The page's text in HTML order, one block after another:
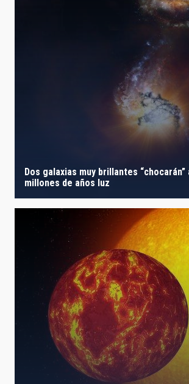
Dos galaxias muy brillantes “chocarán”
millones de años luz